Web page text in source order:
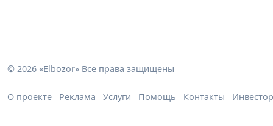
© 2026 «Elbozor» Все права защищены
О проекте Реклама Услуги Помощь Контакты